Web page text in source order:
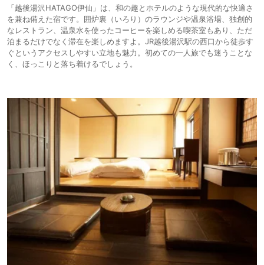
「越後湯沢HATAGO伊仙」は、和の趣とホテルのような現代的な快適さ
を兼ね備えた宿です。囲炉裏（いろり）のラウンジや温泉浴場、独創的
なレストラン、温泉水を使ったコーヒーを楽しめる喫茶室もあり、ただ
泊まるだけでなく滞在を楽しめますよ。JR越後湯沢駅の西口から徒歩す
ぐというアクセスしやすい立地も魅力。初めての一人旅でも迷うことな
く、ほっこりと落ち着けるでしょう。